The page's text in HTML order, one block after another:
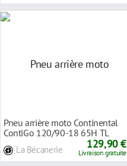
Pneu arrière moto Continental
ContiGo 120/90-18 65H TL
La Bécanerie 129,90 €
Livraison gratuite